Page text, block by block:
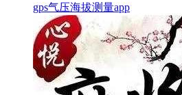
gps气压海拔测量app